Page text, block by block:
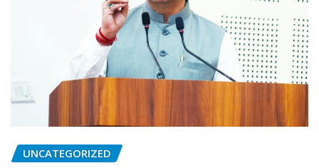
UNCATEGORIZED